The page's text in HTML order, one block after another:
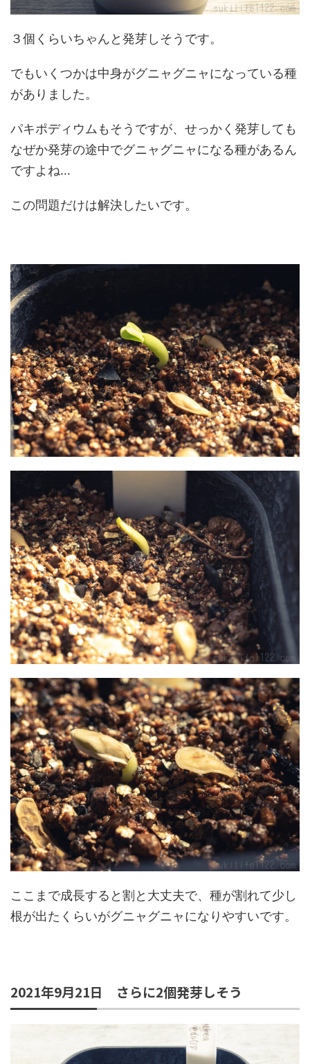
３個くらいちゃんと発芽しそうです。
でもいくつかは中身がグニャグニャになっている種
がありました。
パキポディウムもそうですが、せっかく発芽しても
なぜか発芽の途中でグニャグニャになる種があるん
ですよね…
この問題だけは解決したいです。
ここまで成長すると割と大丈夫で、種が割れて少し
根が出たくらいがグニャグニャになりやすいです。
2021年9月21日 さらに2個発芽しそう